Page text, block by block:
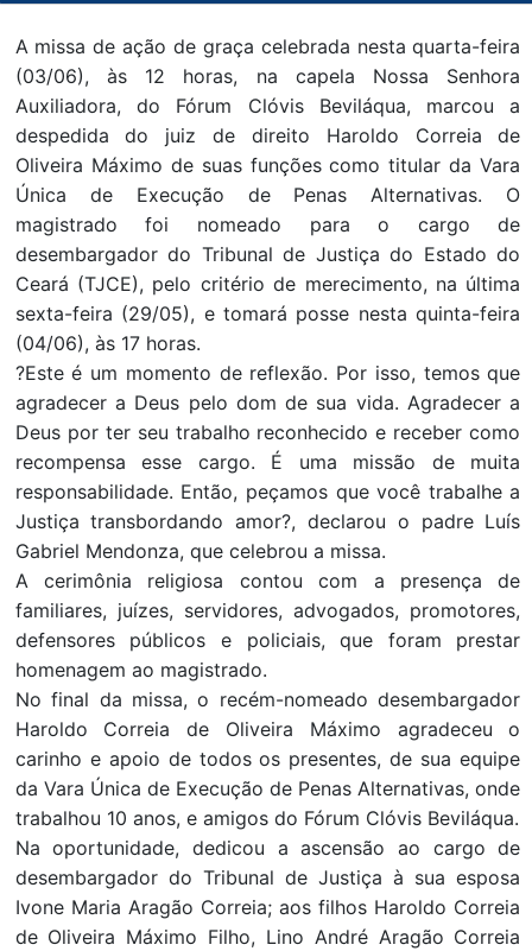
A missa de ação de graça celebrada nesta quarta-feira
(03/06), às 12 horas, na capela Nossa Senhora
Auxiliadora, do Fórum Clóvis Beviláqua, marcou a
despedida do juiz de direito Haroldo Correia de
Oliveira Máximo de suas funções como titular da Vara
Única de Execução de Penas Alternativas. O
magistrado foi nomeado para o cargo de
desembargador do Tribunal de Justiça do Estado do
Ceará (TJCE), pelo critério de merecimento, na última
sexta-feira (29/05), e tomará posse nesta quinta-feira
(04/06), às 17 horas.
?Este é um momento de reflexão. Por isso, temos que
agradecer a Deus pelo dom de sua vida. Agradecer a
Deus por ter seu trabalho reconhecido e receber como
recompensa esse cargo. É uma missão de muita
responsabilidade. Então, peçamos que você trabalhe a
Justiça transbordando amor?, declarou o padre Luís
Gabriel Mendonza, que celebrou a missa.
A cerimônia religiosa contou com a presença de
familiares, juízes, servidores, advogados, promotores,
defensores públicos e policiais, que foram prestar
homenagem ao magistrado.
No final da missa, o recém-nomeado desembargador
Haroldo Correia de Oliveira Máximo agradeceu o
carinho e apoio de todos os presentes, de sua equipe
da Vara Única de Execução de Penas Alternativas, onde
trabalhou 10 anos, e amigos do Fórum Clóvis Beviláqua.
Na oportunidade, dedicou a ascensão ao cargo de
desembargador do Tribunal de Justiça à sua esposa
Ivone Maria Aragão Correia; aos filhos Haroldo Correia
de Oliveira Máximo Filho, Lino André Aragão Correia